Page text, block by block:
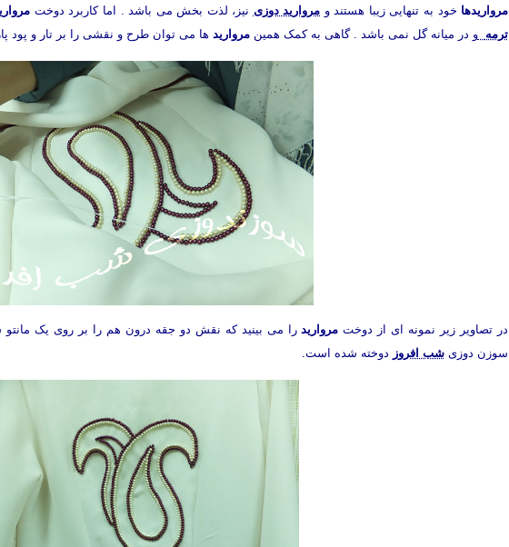
مرواریدها خود به تنهایی زیبا هستند و مروارید دوزی نیز، لذت بخش می باشد . اما کاربرد دوخت
ترمه
و در میانه گل نمی باشد . گاهی به کمک همینمروارید ها می توان طرح و نقشی را بر تار و پود
در تصاویر زیر نمونه ای از دوخت مرواریدرا می بینید که نقش دو جقه درون هم را بر روی یک مانتو
سوزن دوزیشب افروز دوخته شده است.